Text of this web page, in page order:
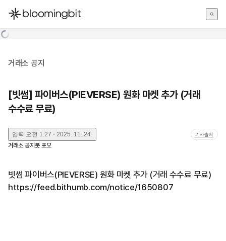
한국어
거래소 공지
[빗썸] 파이버스(PIEVERSE) 원화 마켓 추가 (거래
수수료 무료)
입력 오전 1:27 · 2025. 11. 24. 기사출처
거래소 공지봇 포모
빗썸 파이버스(PIEVERSE) 원화 마켓 추가 (거래 수수료 무료)
https://feed.bithumb.com/notice/1650807